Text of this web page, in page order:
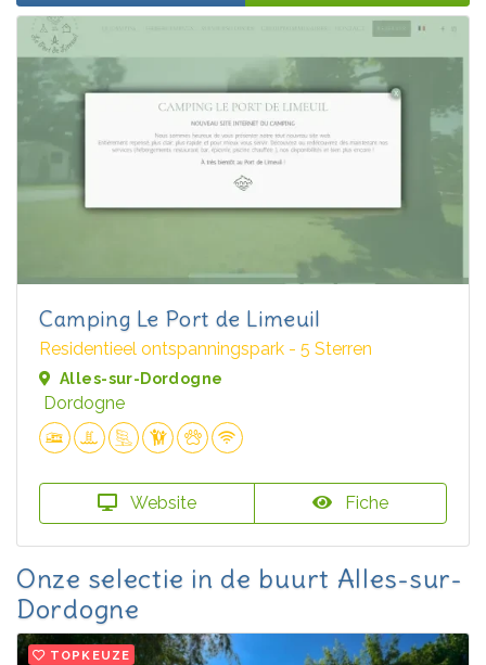
Camping Le Port de Limeuil
Residentieel ontspanningspark - 5 Sterren
Alles-sur-Dordogne
Dordogne
Website Fiche
Onze selectie in de buurt Alles-sur-
Dordogne
TOPKEUZE